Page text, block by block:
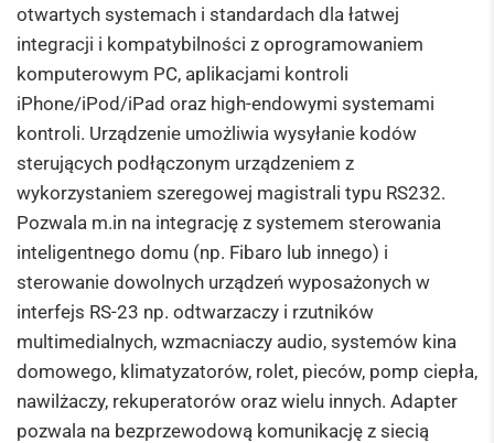
otwartych systemach i standardach dla łatwej
integracji i kompatybilności z oprogramowaniem
komputerowym PC, aplikacjami kontroli
iPhone/iPod/iPad oraz high-endowymi systemami
kontroli. Urządzenie umożliwia wysyłanie kodów
sterujących podłączonym urządzeniem z
wykorzystaniem szeregowej magistrali typu RS232.
Pozwala m.in na integrację z systemem sterowania
inteligentnego domu (np. Fibaro lub innego) i
sterowanie dowolnych urządzeń wyposażonych w
interfejs RS-23 np. odtwarzaczy i rzutników
multimedialnych, wzmacniaczy audio, systemów kina
domowego, klimatyzatorów, rolet, pieców, pomp ciepła,
nawilżaczy, rekuperatorów oraz wielu innych. Adapter
pozwala na bezprzewodową komunikację z siecią